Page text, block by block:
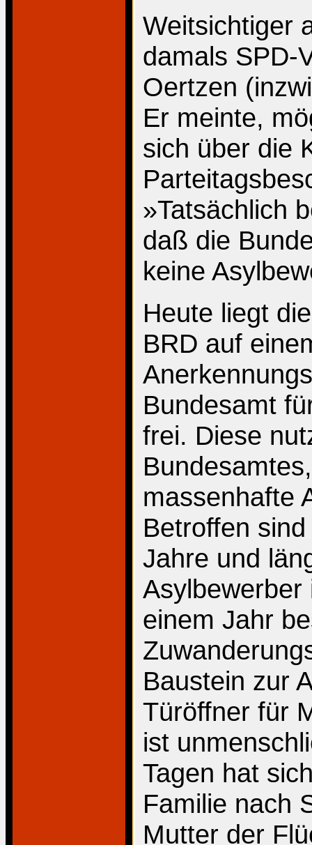
Weitsichtiger
damals SPD-
Oertzen
Er meinte,
sich über die
»Tatsächlich
daß die
keine
Heute liegt
BRD auf
Bundesamt
frei. Diese
massenhafte
Betroffen
Jahre und
einem Jahr
Baustein zur
Türöffner für
ist
Tagen hat
Familie nach
Mutter der